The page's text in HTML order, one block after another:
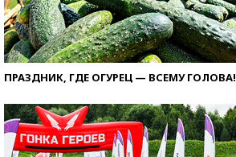
ПРАЗДНИК, ГДЕ ОГУРЕЦ — ВСЕМУ ГОЛОВА!